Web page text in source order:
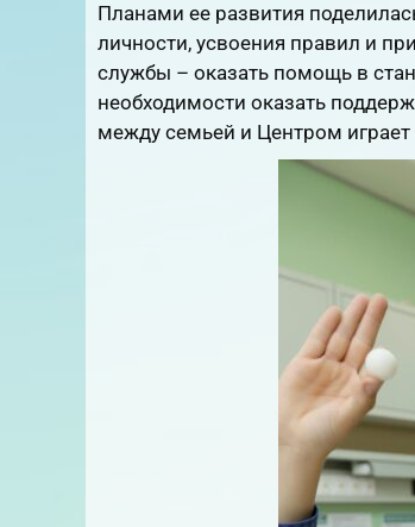
Планами ее развития
личности, усвоения правил и
службы – оказать помощь в
необходимости оказать
между семьей и Центром